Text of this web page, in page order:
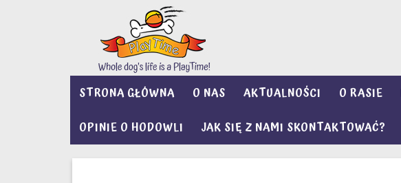
STRONA GŁÓWNA O NAS AKTUALNOŚCI O RASIE
OPINIE O HODOWLI
JAK SIĘ Z NAMI SKONTAKTOWAĆ?